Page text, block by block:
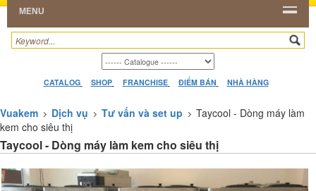
MENU
CATALOG SHOP FRANCHISE ĐIỂM BÁN NHÀ HÀNG
Vuakem Dịch vụ Tư vấn và set up
Taycool - Dòng máy làm
kem cho siêu thị
Taycool - Dòng máy làm kem cho siêu thị